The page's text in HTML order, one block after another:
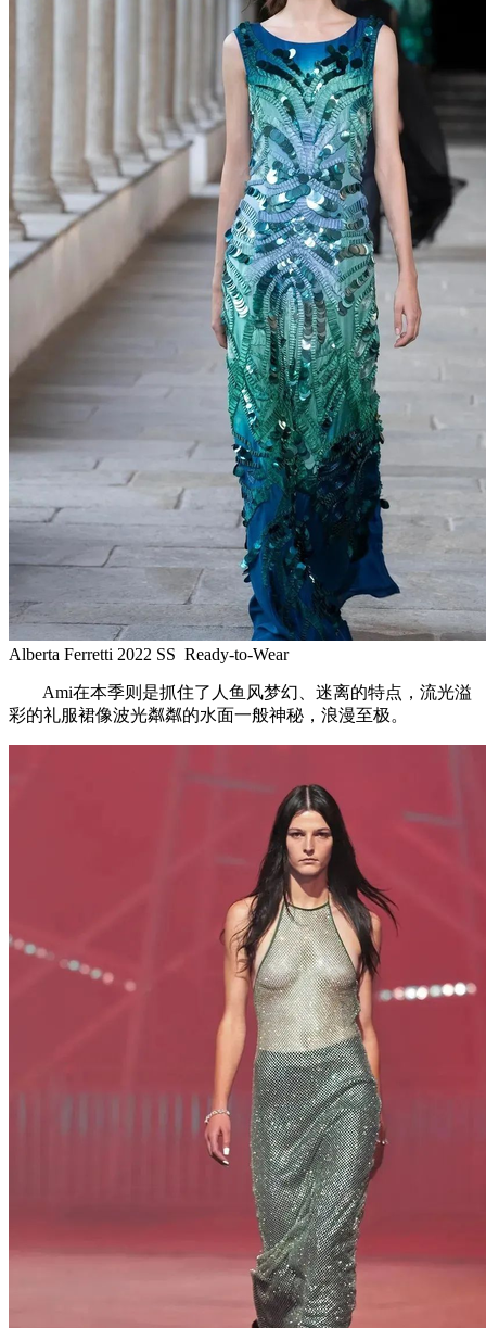
Alberta Ferretti 2022 SS Ready-to-Wear
Ami在本季则是抓住了人鱼风梦幻、迷离的特点，流光溢
彩的礼服裙像波光粼粼的水面一般神秘，浪漫至极。